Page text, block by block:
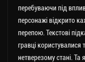
перебуваючи під
персонажі відкрито
перепою. Текстові
гравці користувалися
нетверезому стані.